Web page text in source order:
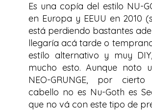
Es una copía del estilo NU-
en Europa y EEUU en 2010
está perdiendo bastantes
llegaría acá tarde o
estílo alternativo y muy
mucho esto. Aunque noto
NEO-GRUNGE, por
cabello no es Nu-Goth es
que no vá con este tipo de